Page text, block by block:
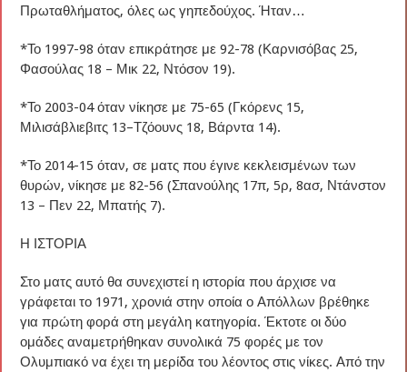
Πρωταθλήματος, όλες ως γηπεδούχος. Ήταν…
*Το 1997-98 όταν επικράτησε με 92-78 (Καρνισόβας 25,
Φασούλας 18 – Μικ 22, Ντόσον 19).
*Το 2003-04 όταν νίκησε με 75-65 (Γκόρενς 15,
Μιλισάβλιεβιτς 13–Τζόουνς 18, Βάρντα 14).
*Το 2014-15 όταν, σε ματς που έγινε κεκλεισμένων των
θυρών, νίκησε με 82-56 (Σπανούλης 17π, 5ρ, 8ασ, Ντάνστον
13 – Πεν 22, Μπατής 7).
Η ΙΣΤΟΡΙΑ
Στο ματς αυτό θα συνεχιστεί η ιστορία που άρχισε να
γράφεται το 1971, χρονιά στην οποία ο Απόλλων βρέθηκε
για πρώτη φορά στη μεγάλη κατηγορία. Έκτοτε οι δύο
ομάδες αναμετρήθηκαν συνολικά 75 φορές με τον
Ολυμπιακό να έχει τη μερίδα του λέοντος στις νίκες. Από την